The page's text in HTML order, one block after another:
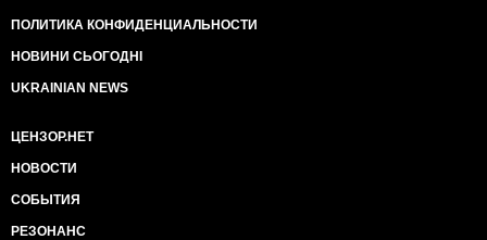
ПОЛИТИКА КОНФИДЕНЦИАЛЬНОСТИ
НОВИНИ СЬОГОДНІ
UKRAINIAN NEWS
ЦЕНЗОР.НЕТ
НОВОСТИ
СОБЫТИЯ
РЕЗОНАНС